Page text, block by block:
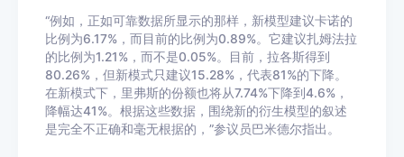
“例如，正如可靠数据所显示的那样，新模型建议卡诺的
比例为6.17%，而目前的比例为0.89%。它建议扎姆法拉
的比例为1.21%，而不是0.05%。目前，拉各斯得到
80.26%，但新模式只建议15.28%，代表81%的下降。
在新模式下，里弗斯的份额也将从7.74%下降到4.6%，
降幅达41%。根据这些数据，围绕新的衍生模型的叙述
是完全不正确和毫无根据的，”参议员巴米德尔指出。